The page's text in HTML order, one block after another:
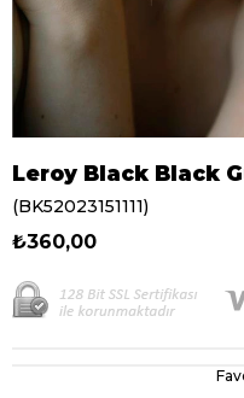
Leroy Black Black
(BK52023151111)
₺360,00